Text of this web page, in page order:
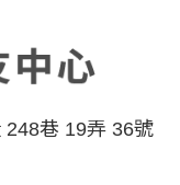
248巷 19弄 36號